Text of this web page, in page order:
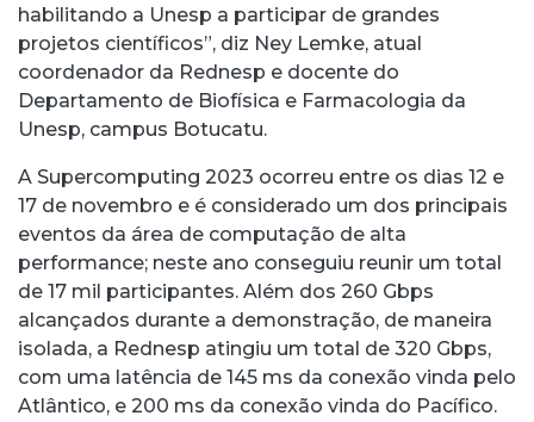
habilitando a Unesp a participar de grandes
projetos científicos”, diz Ney Lemke, atual
coordenador da Rednesp e docente do
Departamento de Biofísica e Farmacologia da
Unesp, campus Botucatu.
A Supercomputing 2023 ocorreu entre os dias 12 e
17 de novembro e é considerado um dos principais
eventos da área de computação de alta
performance; neste ano conseguiu reunir um total
de 17 mil participantes. Além dos 260 Gbps
alcançados durante a demonstração, de maneira
isolada, a Rednesp atingiu um total de 320 Gbps,
com uma latência de 145 ms da conexão vinda pelo
Atlântico, e 200 ms da conexão vinda do Pacífico.